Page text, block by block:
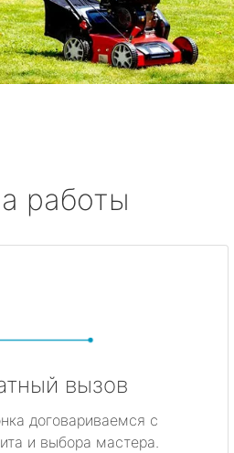
работы
вызов
договариваемся с
и выбора мастера.